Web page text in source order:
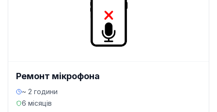
Ремонт мікрофона
~ 2 години
6 місяців